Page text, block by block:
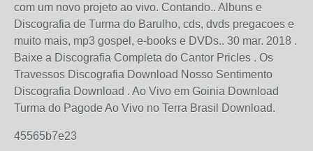
com um novo projeto ao vivo. Contando.. Albuns e
Discografia de Turma do Barulho, cds, dvds pregacoes e
muito mais, mp3 gospel, e-books e DVDs.. 30 mar. 2018 .
Baixe a Discografia Completa do Cantor Pricles . Os
Travessos Discografia Download Nosso Sentimento
Discografia Download . Ao Vivo em Goinia Download
Turma do Pagode Ao Vivo no Terra Brasil Download.
45565b7e23